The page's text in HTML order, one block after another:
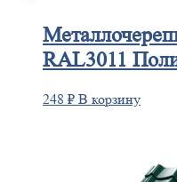
RAL3011
248 ₽ В корзину